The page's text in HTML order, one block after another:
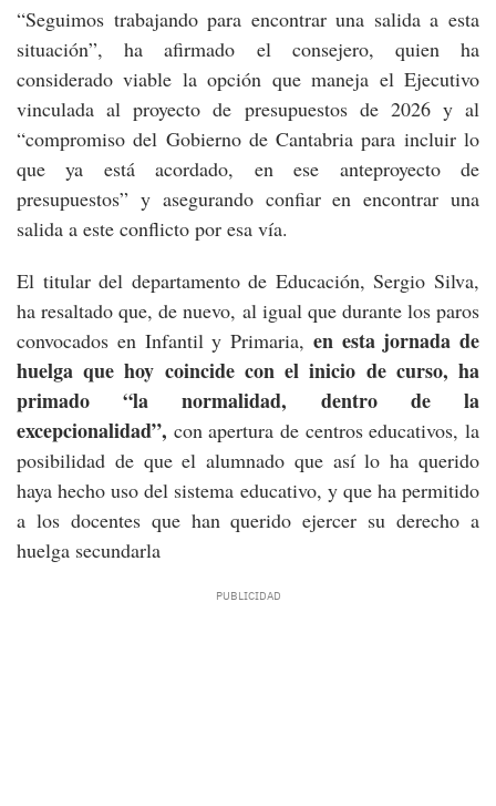
“Seguimos trabajando para encontrar una salida a esta
situación”, ha afirmado el consejero, quien ha
considerado viable la opción que maneja el Ejecutivo
vinculada al proyecto de presupuestos de 2026 y al
“compromiso del Gobierno de Cantabria para incluir lo
que ya está acordado, en ese anteproyecto de
presupuestos” y asegurando confiar en encontrar una
salida a este conflicto por esa vía.
El titular del departamento de Educación, Sergio Silva,
ha resaltado que, de nuevo, al igual que durante los paros
convocados en Infantil y Primaria, en esta jornada de
huelga que hoy coincide con el inicio de curso, ha
primado “la normalidad, dentro de la
excepcionalidad”, con apertura de centros educativos, la
posibilidad de que el alumnado que así lo ha querido
haya hecho uso del sistema educativo, y que ha permitido
a los docentes que han querido ejercer su derecho a
huelga secundarla